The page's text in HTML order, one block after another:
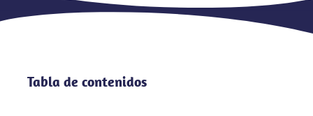
Tabla de contenidos